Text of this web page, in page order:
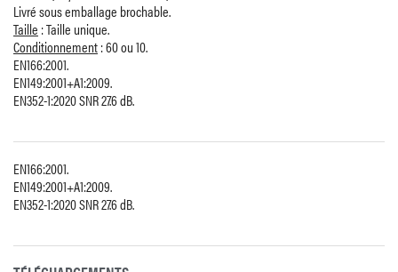
Livré sous emballage brochable.
Taille : Taille unique.
Conditionnement: 60 ou 10.
EN166:2001.
EN149:2001+A1:2009.
EN352-1:2020 SNR 27.6 dB.
EN166:2001.
EN149:2001+A1:2009.
EN352-1:2020 SNR 27.6 dB.